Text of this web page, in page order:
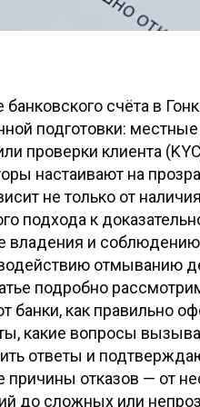
счёта в
подготовки:
проверки клиента
настаивают на
не только от
подхода к
владения и
отмыванию
подробно
банки, как правильно
какие вопросы
ответы и
причины отказов — от
до сложных или